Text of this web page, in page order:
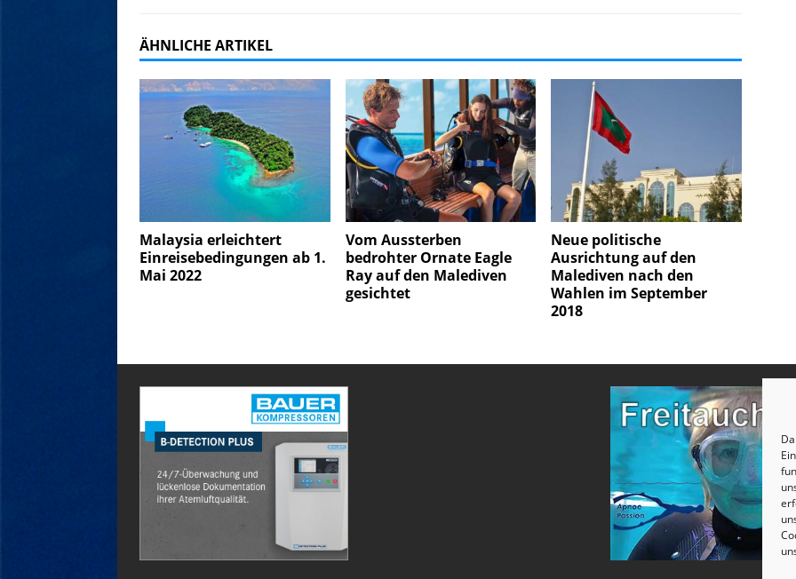
ÄHNLICHE ARTIKEL
Malaysia erleichtert
Einreisebedingungen ab 1.
Mai 2022
Vom Aussterben
bedrohter Ornate Eagle
Ray auf den Malediven
gesichtet
Neue politische
Ausrichtung auf den
Malediven nach den
Wahlen im September
2018